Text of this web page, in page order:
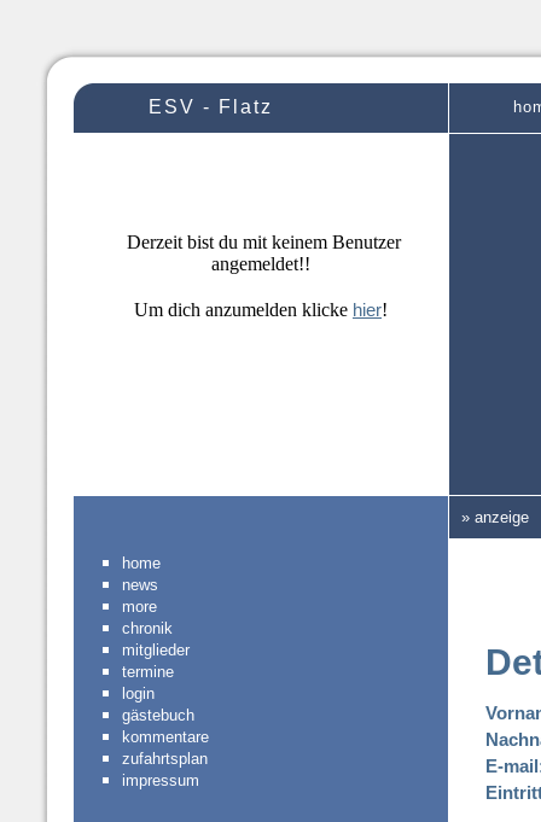
ESV - Flatz
Derzeit bist du mit keinem Benutzer
angemeldet!!
Um dich anzumelden klicke hier!
home
news
more
chronik
mitglieder
termine
login
gästebuch
kommentare
zufahrtsplan
impressum
» anzeige
E-